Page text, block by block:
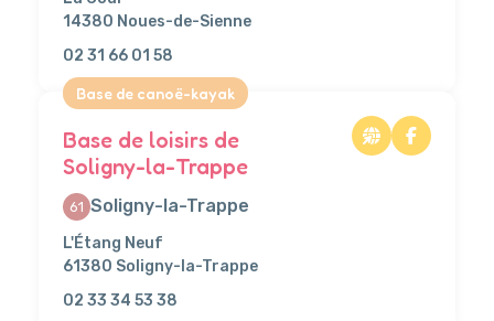
14380 Noues-de-Sienne
02 31 66 01 58
Base de canoë-kayak
Base de loisirs de
Soligny-la-Trappe
61 Soligny-la-Trappe
L'Étang Neuf
61380 Soligny-la-Trappe
02 33 34 53 38